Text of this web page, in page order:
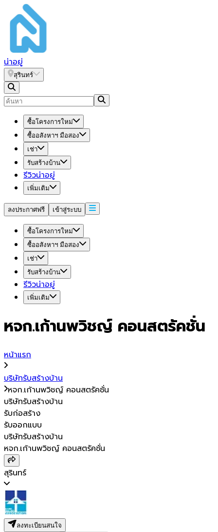
น่าอยู่
สุรินทร์
ซื้อโครงการใหม่
ซื้ออสังหาฯ มือสอง
เช่า
รับสร้างบ้าน
รีวิวน่าอยู่
เพิ่มเติม
ลงประกาศฟรี เข้าสู่ระบบ
ซื้อโครงการใหม่
ซื้ออสังหาฯ มือสอง
เช่า
รับสร้างบ้าน
รีวิวน่าอยู่
เพิ่มเติม
หจก.เก้านพวิชญ์ คอนสตรัคชั่น
หน้าแรก
บริษัทรับสร้างบ้าน
หจก.เก้านพวิชญ์ คอนสตรัคชั่น
บริษัทรับสร้างบ้าน
รับก่อสร้าง
รับออกแบบ
บริษัทรับสร้างบ้าน
หจก.เก้านพวิชญ์ คอนสตรัคชั่น
สุรินทร์
ลงทะเบียนสนใจ